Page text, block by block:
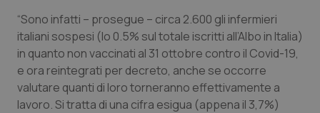
Emilia-Romagna
Friuli Venezia Giulia
Lazio
Colesterolo & coronaropatie
Dermatite Atopica
Diabete & glucometri
“Sono infatti – prosegue – circa 2.600 gli infermieri
italiani sospesi (lo 0.5% sul totale iscritti all’Albo in Italia)
in quanto non vaccinati al 31 ottobre contro il Covid-19,
e ora reintegrati per decreto, anche se occorre
valutare quanti di loro torneranno effettivamente a
lavoro. Si tratta di una cifra esigua (appena il 3,7%)